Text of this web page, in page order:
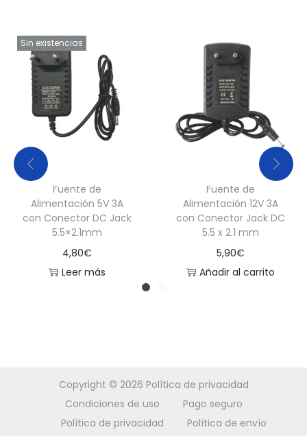
Sin existencias
Fuente de
Alimentación 5V 3A
con Conector DC Jack
5.5×2.1mm
4,80€
Leer más
Fuente de
Alimentación 12V 3A
con Conector Jack DC
5.5 x 2.1 mm
5,90€
Añadir al carrito
Copyright © 2026 Política de privacidad
Condiciones de uso
Pago seguro
Política de privacidad
Política de envío